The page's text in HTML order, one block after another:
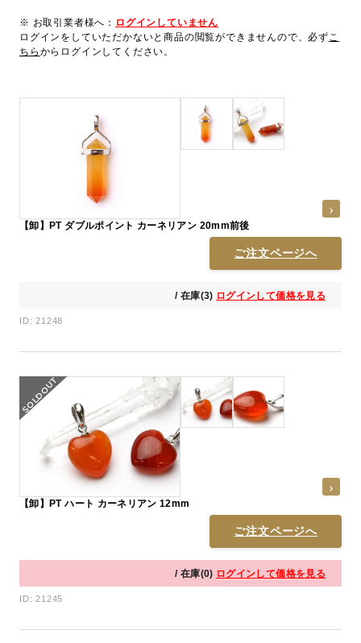
※ お取引業者様へ： ログインしていません
ログインをしていただかないと商品の閲覧ができませんので、必ずこ
ちら からログインしてください。
【卸】PT ダブルポイント カーネリアン 20mm前後
ご注文ページへ
/ 在庫(3) ログインして価格を見る
ID: 21248
【卸】PT ハート カーネリアン 12mm
ご注文ページへ
/ 在庫(0) ログインして価格を見る
ID: 21245